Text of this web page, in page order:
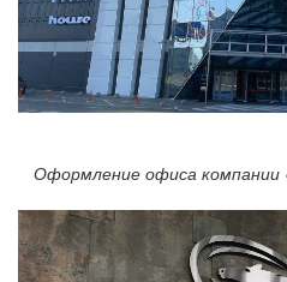
Оформление офиса компании